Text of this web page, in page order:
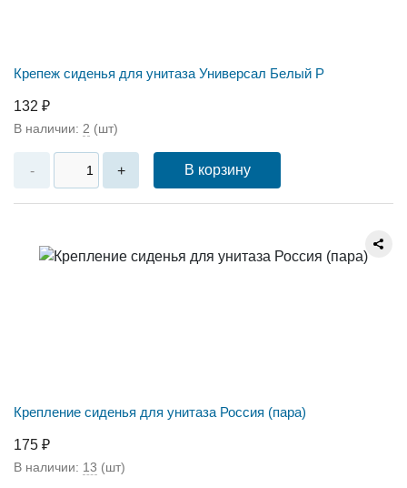
Крепеж сиденья для унитаза Универсал Белый Р
132 ₽
В наличии: 2 (шт)
- + В корзину
Крепление сиденья для унитаза Россия (пара)
175 ₽
В наличии: 13 (шт)